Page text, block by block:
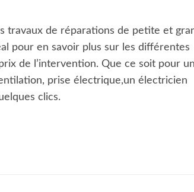
travaux de réparations de petite et
pour en savoir plus sur les différentes
de l’intervention. Que ce soit pour un
prise électrique,un électricien
clics.